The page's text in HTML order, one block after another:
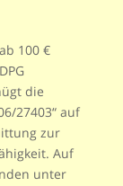
100 €
die
27403“ auf
zur
Auf
unter